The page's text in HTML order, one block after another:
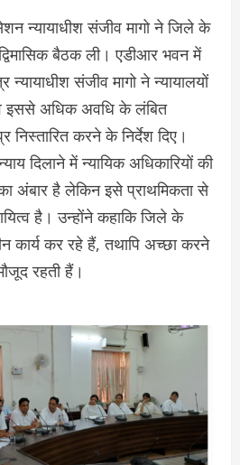
न्यायाधीश संजीव मागो ने जिले के
बैठक ली। एडीआर भवन में
संजीव मागो ने न्यायालयों
इससे अधिक अवधि के लंबित
निस्तारित करने के निर्देश दिए।
दिलाने में न्यायिक अधिकारियों की
अंबार है लेकिन इसे प्राथमिकता से
है। उन्होंने कहाकि जिले के
कार्य कर रहे हैं, तथापि अच्छा करने
रहती हैं।